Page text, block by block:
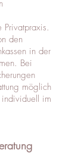
den
in der
Bei
möglich
im